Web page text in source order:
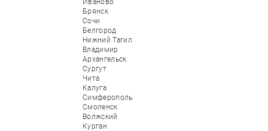
Иваново
Брянск
Сочи
Белгород
Нижний Тагил
Владимир
Архангельск
Сургут
Чита
Калуга
Симферополь
Смоленск
Волжский
Курган